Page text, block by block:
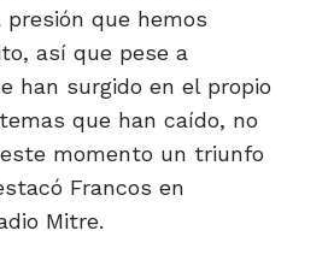
que hemos
así que pese a
han surgido en el propio
que han caído, no
momento un triunfo
Francos en
Mitre.